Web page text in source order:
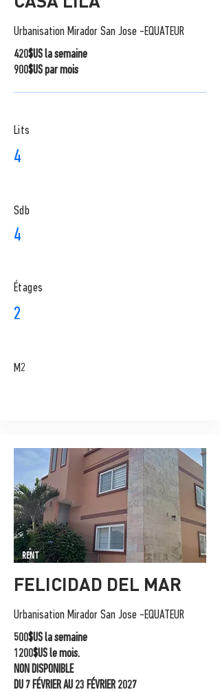
Urbanisation Mirador San Jose -EQUATEUR
420$US la semaine
900$US par mois
Lits
4
Sdb
4
​Étages
2
M2
RENT
FELICIDAD DEL MAR
Urbanisation Mirador San Jose -EQUATEUR
500$US la semaine
1200$US le mois.
NON DISPONIBLE
DU 7 FÉVRIER AU 23 FÉVRIER 2027